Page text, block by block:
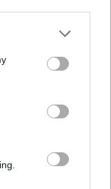
or more Google
You may click to
party tags to
in below Google
nem voltak
a céghez,
el a munkatárs
hazudott,
ki az adatokat.